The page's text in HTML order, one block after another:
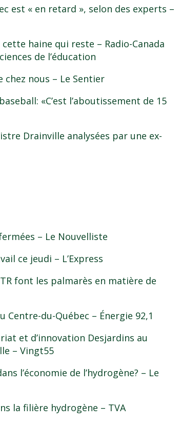
est « en retard », selon des experts –
cette haine qui reste – Radio-Canada
de l’éducation
chez nous – Le Sentier
«C’est l’aboutissement de 15
Drainville analysées par une ex-
– Le Nouvelliste
ce jeudi – L’Express
font les palmarès en matière de
Centre-du-Québec – Énergie 92,1
et d’innovation Desjardins au
– Vingt55
l’économie de l’hydrogène? – Le
la filière hydrogène – TVA